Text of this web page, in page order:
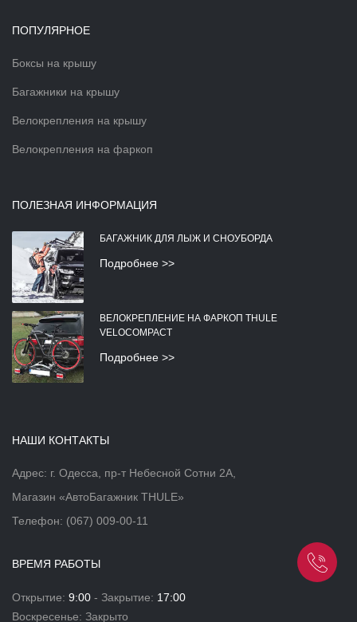
ПОПУЛЯРНОЕ
Боксы на крышу
Багажники на крышу
Велокрепления на крышу
Велокрепления на фаркоп
ПОЛЕЗНАЯ ИНФОРМАЦИЯ
БАГАЖНИК ДЛЯ ЛЫЖ И СНОУБОРДА
Подробнее >>
ВЕЛОКРЕПЛЕНИЕ НА ФАРКОП THULE
VELOCOMPACT
Подробнее >>
НАШИ КОНТАКТЫ
Адрес: г. Одесса, пр-т Небесной Сотни 2А,
Магазин «АвтоБагажник THULE»
Телефон: (067) 009-00-11
ВРЕМЯ РАБОТЫ
Открытие: 9:00 - Закрытие: 17:00
Воскресенье: Закрыто